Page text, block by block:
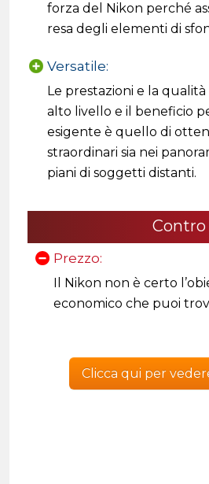
forza del Nikon perché
resa degli elementi di
Versatile:
Le prestazioni e la
alto livello e il beneficio
esigente è quello di
straordinari sia nei
piani di soggetti distanti.
Contro
Prezzo:
Il Nikon non è certo
economico che puoi
Clicca qui per